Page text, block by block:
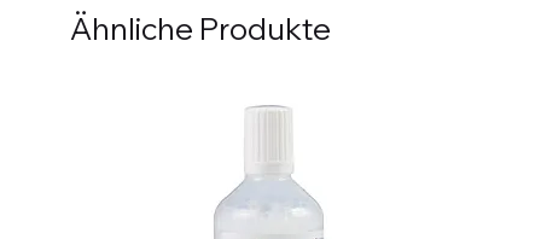
Ähnliche Produkte